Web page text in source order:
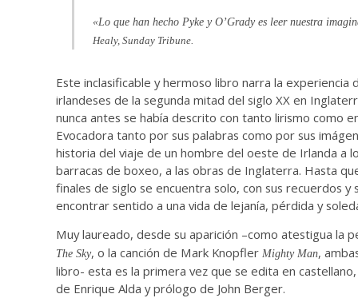
«Lo que han hecho Pyke y O’Grady es leer nuestra
Healy, Sunday Tribune.
Este inclasificable y hermoso libro narra la experiencia
irlandeses de la segunda mitad del siglo XX en
nunca antes se había descrito con tanto lirismo como
Evocadora tanto por sus palabras como por sus
historia del viaje de un hombre del oeste de Irlanda a
barracas de boxeo, a las obras de Inglaterra. Hasta
finales de siglo se encuentra solo, con sus recuerdos y
encontrar sentido a una vida de lejanía, pérdida y
Muy laureado, desde su aparición –como atestigua la
The Sky, o la canción de Mark Knopfler Mighty Man,
libro- esta es la primera vez que se edita en
de Enrique Alda y prólogo de John Berger.